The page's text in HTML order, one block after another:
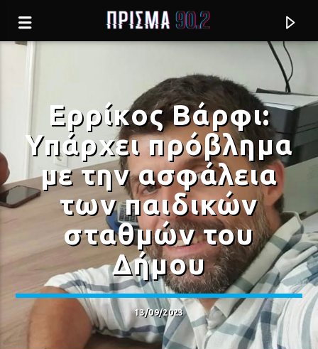
Current track
Σύνδεση με RealFm
Ερρίκος Βάρφι:
Υπάρχει πρόβλημα
με την ασφάλεια
των παιδικών
σταθμών του
Δήμου
13/09/2023